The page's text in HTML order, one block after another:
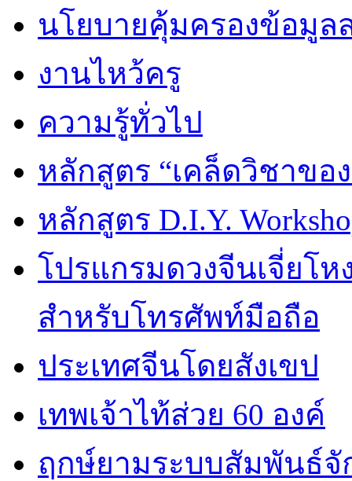
นโยบายคุ้มครองข้อมูล
งานไหว้ครู
ความรู้ทั่วไป
หลักสูตร “เคล็ดวิชาขอ
หลักสูตร D.I.Y.
โปรแกรมดวงจีนเจี่ยโห
สำหรับโทรศัพท์มือถือ
ประเทศจีนโดยสังเขป
เทพเจ้าไท้ส่วย 60 องค์
ฤกษ์ยามระบบสัมพันธ์จั